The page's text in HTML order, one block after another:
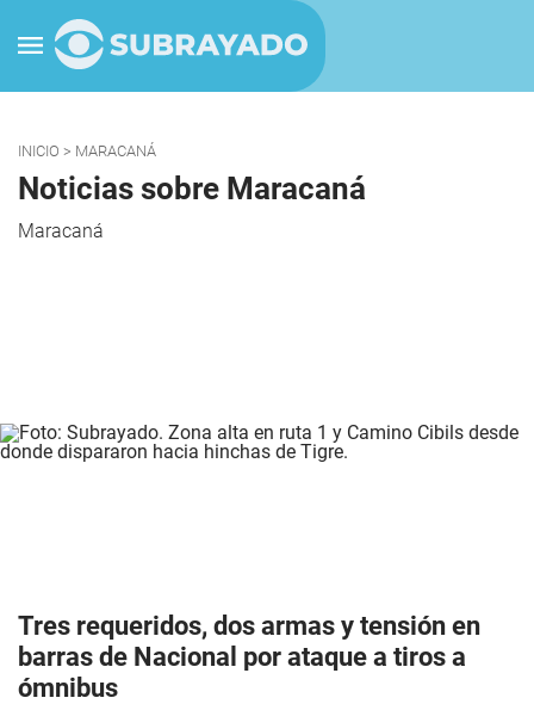
INICIO > MARACANÁ
Noticias sobre Maracaná
Maracaná
Tres requeridos, dos armas y tensión en
barras de Nacional por ataque a tiros a
ómnibus